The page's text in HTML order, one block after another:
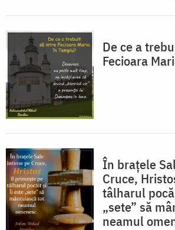
De ce a
Fecioara
În braţele
Cruce,
tâlharul
„sete” să
neamul